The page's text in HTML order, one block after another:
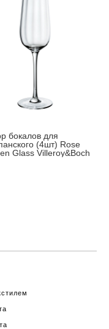
бокалов для
(4шт) Rose
Glass Villeroy&Boch